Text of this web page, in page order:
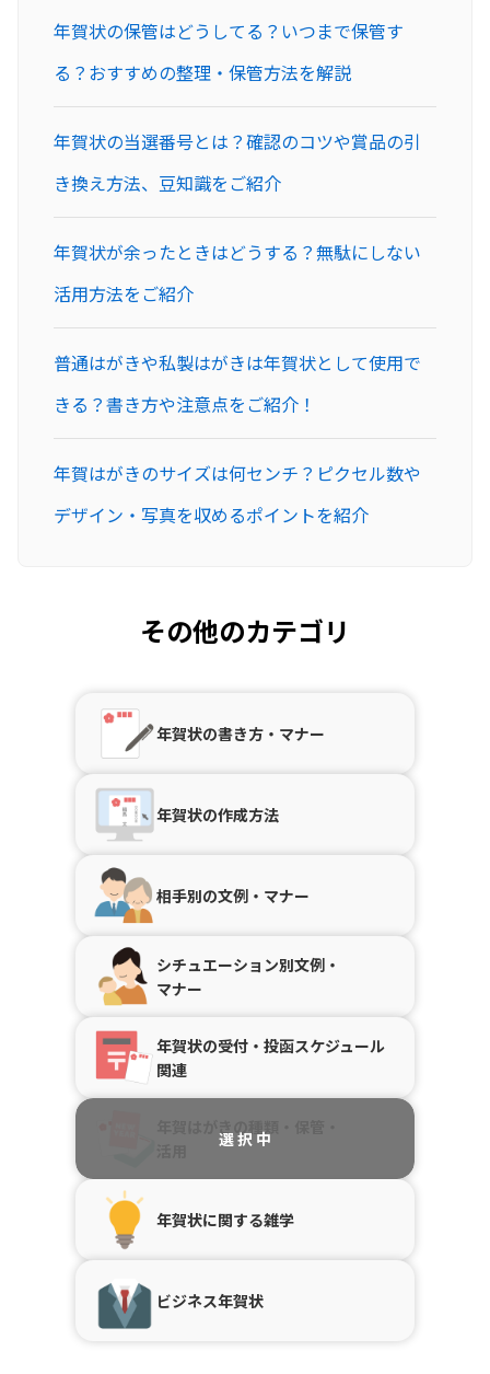
年賀状の保管はどうしてる？いつまで保管す
る？おすすめの整理・保管方法を解説
年賀状の当選番号とは？確認のコツや賞品の引
き換え方法、豆知識をご紹介
年賀状が余ったときはどうする？無駄にしない
活用方法をご紹介
普通はがきや私製はがきは年賀状として使用で
きる？書き方や注意点をご紹介！
年賀はがきのサイズは何センチ？ピクセル数や
デザイン・写真を収めるポイントを紹介
その他のカテゴリ
年賀状の書き方・マナー
年賀状の作成方法
相手別の文例・マナー
シチュエーション別文例・
マナー
年賀状の受付・投函スケジュール
関連
年賀はがきの種類・保管・
年賀状に関する雑学
ビジネス年賀状